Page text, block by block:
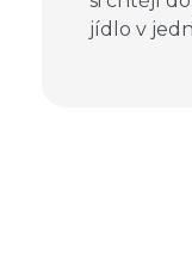
jídlo v